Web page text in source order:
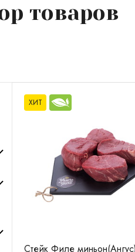
товаров
ХИТ
Стейк Филе миньон(Ангус)